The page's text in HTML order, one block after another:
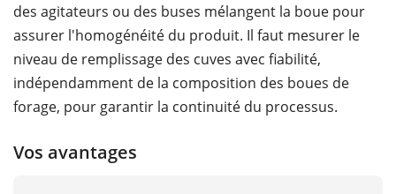
des agitateurs ou des buses mélangent la boue pour
assurer l'homogénéité du produit. Il faut mesurer le
niveau de remplissage des cuves avec fiabilité,
indépendamment de la composition des boues de
forage, pour garantir la continuité du processus.
Vos avantages